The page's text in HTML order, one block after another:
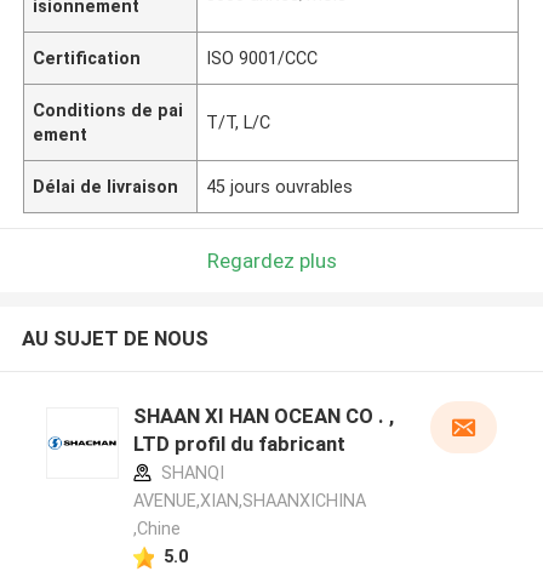
isionnement
Certification ISO 9001/CCC
Conditions de pai
ement
T/T, L/C
Délai de livraison 45 jours ouvrables
Regardez plus
AU SUJET DE NOUS
SHAAN XI HAN OCEAN CO . ,
LTD profil du fabricant
SHANQI
AVENUE,XIAN,SHAANXICHINA
,Chine
5.0